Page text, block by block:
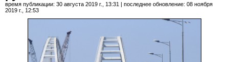
время публикации: 30 августа 2019 г., 13:31 | последнее обновление: 08 ноября
2019 г., 12:53